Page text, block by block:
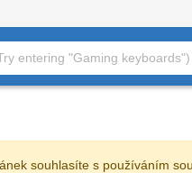
souhlasíte s používáním